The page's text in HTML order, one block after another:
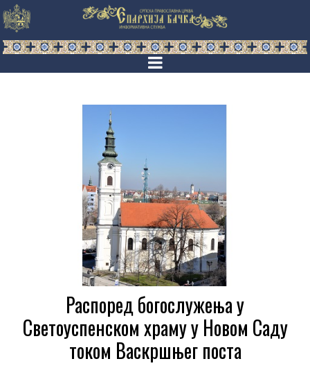
Распоред богослужења у
Светоуспенском храму у Новом Саду
током Васкршњег поста